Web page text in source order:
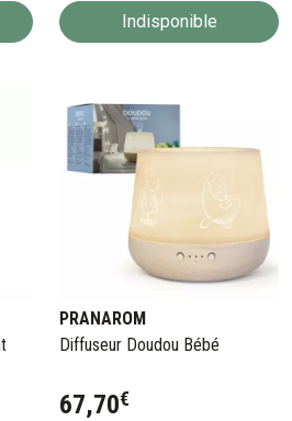
Indisponible
PRANAROM
Diffuseur Doudou Bébé
67,70€